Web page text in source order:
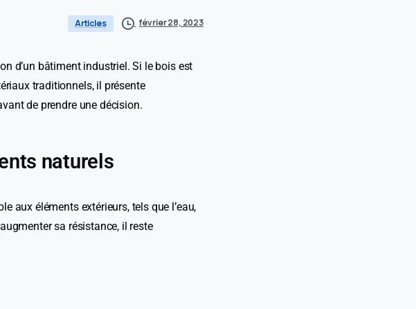
Articles février 28, 2023
d’un bâtiment industriel. Si le bois est
traditionnels, il présente
de prendre une décision.
naturels
aux éléments extérieurs, tels que l’eau,
sa résistance, il reste